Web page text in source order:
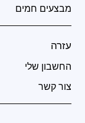
מבצעים חמים
עזרה
החשבון שלי
צור קשר